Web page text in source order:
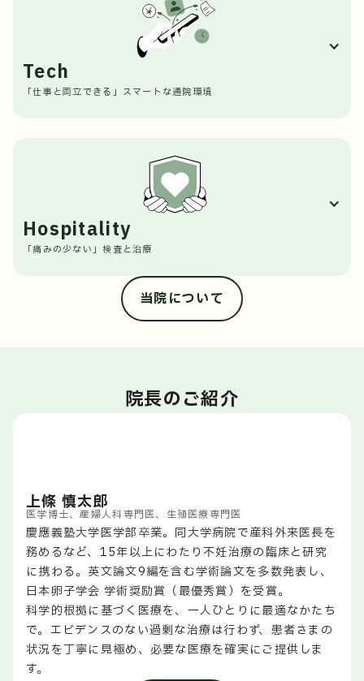
ップではなく、医学的根拠に基づいた最適な治療選択を
あなたに合わせた治療設計
年齢、AMH（卵巣予備能）、不妊期間、これまでの治
療歴などを総合的に評価し、「今、最も妊娠に近づく方
過度に急ぐことも、必要以上に待たせることもありませ
ん。医学的適応を大切にしながら、納得のいく形で治療
Tech
「仕事と両立できる」スマートな通院環境
の力をフル活用しています。
24時間予約可能なアプリ、事前のWeb問診、そしてス
マート決済の導入により、クリニック滞在中の無駄な待
ち時間を徹底的に削減します。
安全と実績の担保
培養室には「タイムラプスインキュベーター」や独自開
発のWチェックシステム「QRIC」を導入。テクノロジ
Hospitality
「痛みの少ない」検査と治療
治療に伴う身体の苦痛を少しでも和らげることは、治療
を前向きに続けていただくための必須条件です。
い」採卵を心がけています。
す。
当院について
院長のご紹介
上條 慎太郎
医学博士、産婦人科専門医、生殖医療専門医
慶應義塾大学医学部卒業。同大学病院で産科外来医長を
務めるなど、15年以上にわたり不妊治療の臨床と研究
に携わる。英文論文9編を含む学術論文を多数発表し、
日本卵子学会 学術奨励賞（最優秀賞）を受賞。
科学的根拠に基づく医療を、一人ひとりに最適なかたち
で。エビデンスのない過剰な治療は行わず、患者さまの
状況を丁寧に見極め、必要な医療を確実にご提供しま
す。